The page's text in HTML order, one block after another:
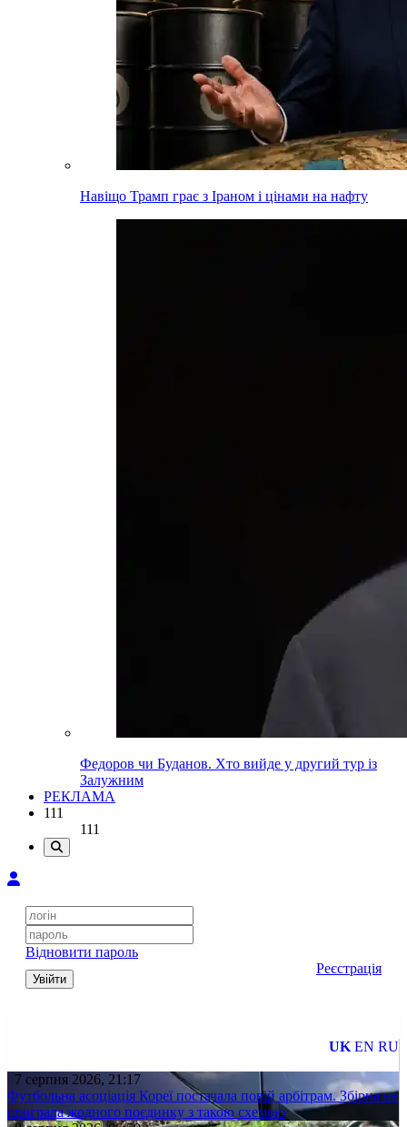
Навіщо Трамп грає з Іраном і цінами на нафту
Федоров чи Буданов. Хто вийде у другий тур із
Залужним
РЕКЛАМА
111
111
Відновити пароль
Увійти
Реєстрація
UK EN RU
7 серпня 2026, 21:17
Футбольна асоціація Кореї постачала повій арбітрам. Збірна не
програла жодного поєдинку з такою схемою